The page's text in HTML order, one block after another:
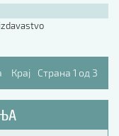
Крај Страна 1 од 3